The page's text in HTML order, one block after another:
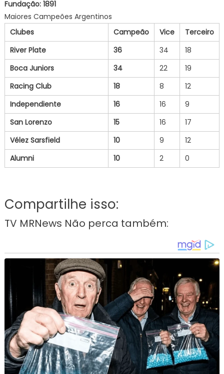
Fundação: 1891
Maiores Campeões Argentinos
Clubes
Campeão Vice
Terceiro
River Plate
36 34
18
Boca Juniors
34 22
19
Racing Club
18 8
12
Independiente
16 16
9
San Lorenzo
15 16
17
Vélez Sarsfield
10 9
12
Alumni
10 2 0
Compartilhe isso:
TV MRNews Não perca também: